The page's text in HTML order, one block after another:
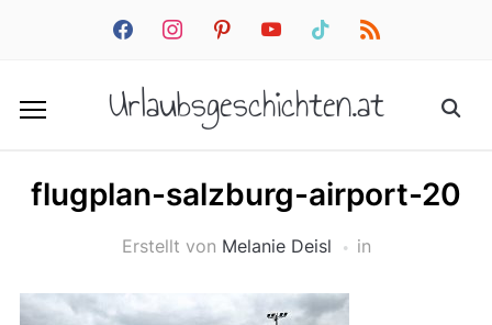
facebookinstagrampinterestyoutube tiktok rss
Urlaubsgeschichten.at
flugplan-salzburg-airport-20
Erstellt von Melanie Deisl in